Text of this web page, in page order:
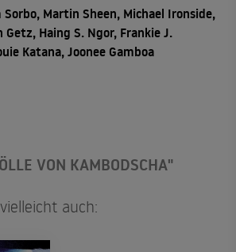
Martin Sheen, Michael Ironside,
Getz, Haing S. Ngor, Frankie J.
Katana, Joonee Gamboa
VON KAMBODSCHA"
auch: